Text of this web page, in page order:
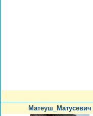
Матеуш_Матусевич